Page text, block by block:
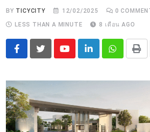
BY TICYCITY 12/02/2025 0
LESS THAN A MINUTE
8 เดือน AGO
YoutubeLinkedIn